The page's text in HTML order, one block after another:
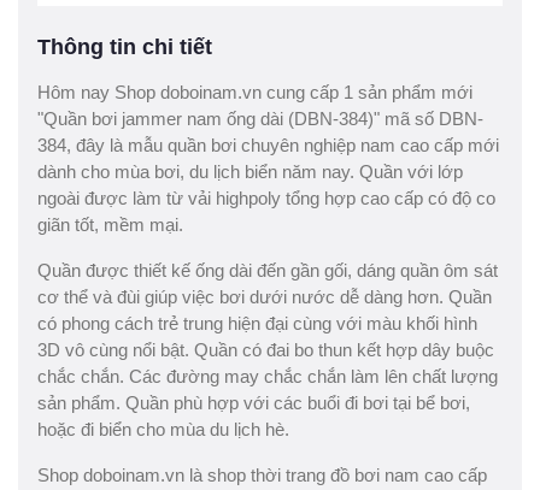
Thông tin chi tiết
Hôm nay Shop doboinam.vn cung cấp 1 sản phẩm mới
"Quần bơi jammer nam ống dài (DBN-384)" mã số DBN-
384, đây là mẫu quần bơi chuyên nghiệp nam cao cấp mới
dành cho mùa bơi, du lịch biển năm nay. Quần với lớp
ngoài được làm từ vải highpoly tổng hợp cao cấp có độ co
giãn tốt, mềm mại.
Quần được thiết kế ống dài đến gần gối, dáng quần ôm sát
cơ thể và đùi giúp việc bơi dưới nước dễ dàng hơn. Quần
có phong cách trẻ trung hiện đại cùng với màu khối hình
3D vô cùng nổi bật. Quần có đai bo thun kết hợp dây buộc
chắc chắn. Các đường may chắc chắn làm lên chất lượng
sản phẩm. Quần phù hợp với các buổi đi bơi tại bể bơi,
hoặc đi biển cho mùa du lịch hè.
Shop doboinam.vn là shop thời trang đồ bơi nam cao cấp